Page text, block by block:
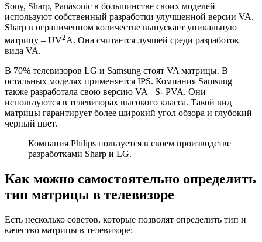
Sony, Sharp, Panasonic в большинстве своих моделей
используют собственный разработки улучшенной версии VA.
Sharp в ограниченном количестве выпускает уникальную
матрицу – UV2A. Она считается лучшей среди разработок
вида VA.
В 70% телевизоров LG и Samsung стоят VA матрицы. В
остальных моделях применяется IPS. Компания Samsung
также разработала свою версию VA– S- PVA. Они
используются в телевизорах высокого класса. Такой вид
матрицы гарантирует более широкий угол обзора и глубокий
черный цвет.
Компания Philips пользуется в своем производстве
разработками Sharp и LG.
Как можно самостоятельно определить
тип матрицы в телевизоре
Есть несколько советов, которые позволят определить тип и
качество матрицы в телевизоре: